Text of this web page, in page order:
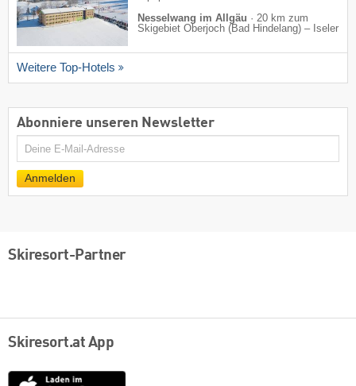
Nesselwang im Allgäu · 20 km zum
Skigebiet Oberjoch (Bad Hindelang) – Iseler
Weitere Top-Hotels
Abonniere unseren Newsletter
E-
Anmelden
Skiresort-Partner
Skiresort.at App
App